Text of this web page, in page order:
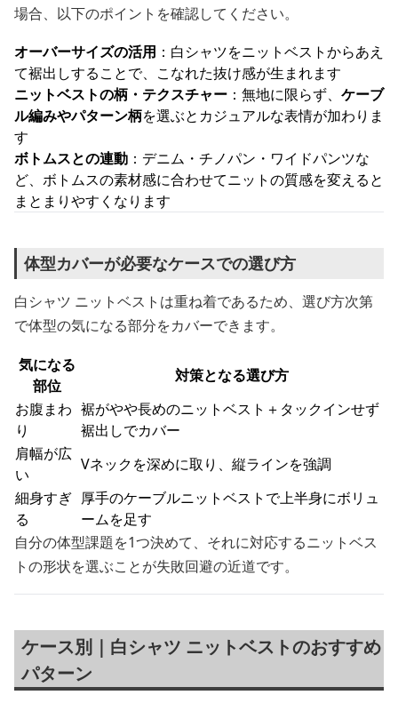
場合、以下のポイントを確認してください。
オーバーサイズの活用 ：白シャツをニットベストからあえ
て裾出しすることで、こなれた抜け感が生まれます
ニットベストの柄・テクスチャー ：無地に限らず、 ケーブ
ル編みやパターン柄を選ぶとカジュアルな表情が加わりま
す
ボトムスとの連動 ：デニム・チノパン・ワイドパンツな
ど、ボトムスの素材感に合わせてニットの質感を変えると
まとまりやすくなります
体型カバーが必要なケースでの選び方
白シャツ ニットベストは重ね着であるため、選び方次第
で体型の気になる部分をカバーできます。
気になる
部位
対策となる選び方
お腹まわ
り
裾がやや長めのニットベスト＋タックインせず
裾出しでカバー
肩幅が広
い
Vネックを深めに取り、縦ラインを強調
細身すぎ
る
厚手のケーブルニットベストで上半身にボリュ
ームを足す
自分の体型課題を1つ決めて、それに対応するニットベス
トの形状を選ぶことが失敗回避の近道です。
ケース別｜白シャツ ニットベストのおすすめ
パターン